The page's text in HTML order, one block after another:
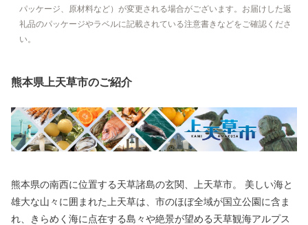
パッケージ、原材料など）が変更される場合がございます。お届けした返
礼品のパッケージやラベルに記載されている注意書きなどをご確認くださ
い。
熊本県上天草市のご紹介
熊本県の南西に位置する天草諸島の玄関、上天草市。 美しい海と
雄大な山々に囲まれた上天草は、市のほぼ全域が国立公園に含ま
れ、きらめく海に点在する島々や絶景が望める天草観海アルプス